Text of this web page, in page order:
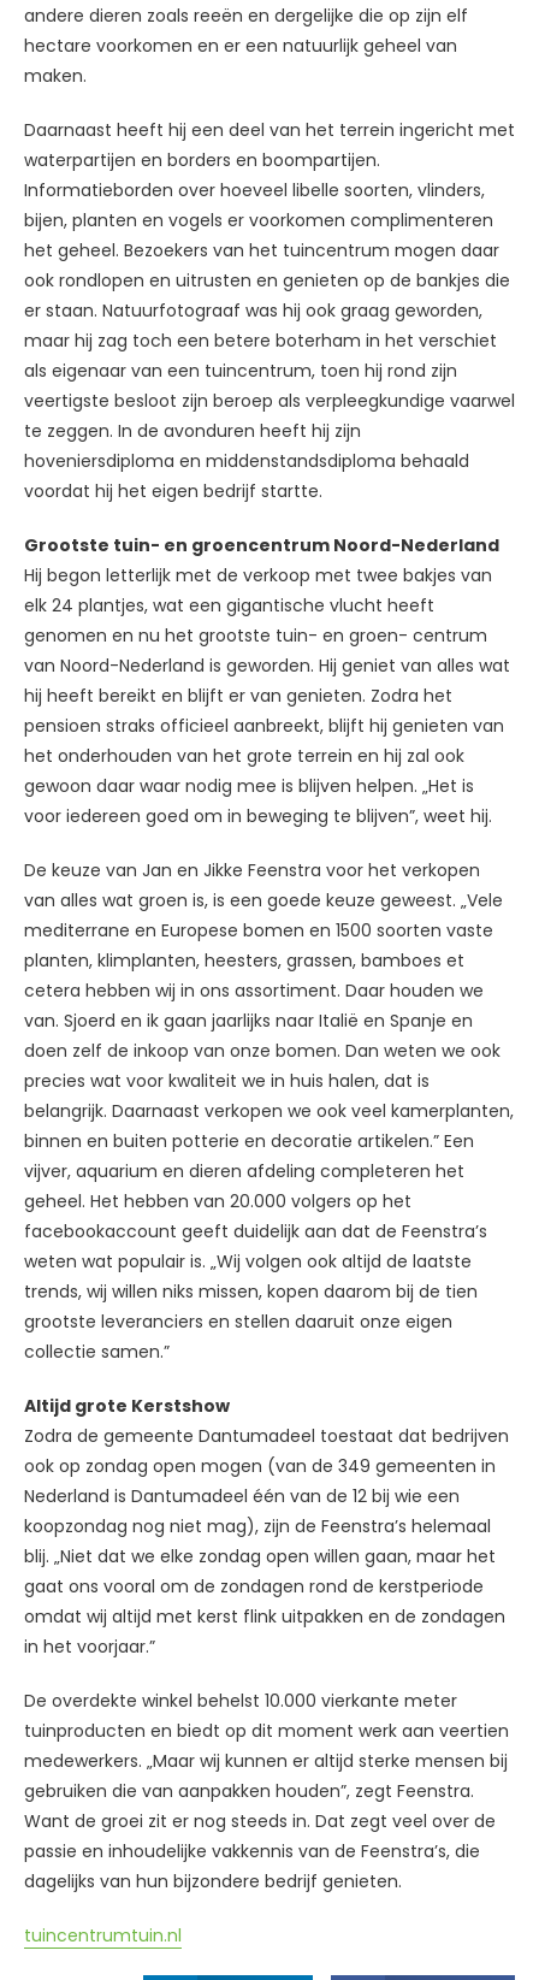
andere dieren zoals reeën en dergelijke die op zijn elf
hectare voorkomen en er een natuurlijk geheel van
maken.
Daarnaast heeft hij een deel van het terrein ingericht met
waterpartijen en borders en boompartijen.
Informatieborden over hoeveel libelle soorten, vlinders,
bijen, planten en vogels er voorkomen complimenteren
het geheel. Bezoekers van het tuincentrum mogen daar
ook rondlopen en uitrusten en genieten op de bankjes die
er staan. Natuurfotograaf was hij ook graag geworden,
maar hij zag toch een betere boterham in het verschiet
als eigenaar van een tuincentrum, toen hij rond zijn
veertigste besloot zijn beroep als verpleegkundige vaarwel
te zeggen. In de avonduren heeft hij zijn
hoveniersdiploma en middenstandsdiploma behaald
voordat hij het eigen bedrijf startte.
Grootste tuin- en groencentrum Noord-Nederland
Hij begon letterlijk met de verkoop met twee bakjes van
elk 24 plantjes, wat een gigantische vlucht heeft
genomen en nu het grootste tuin- en groen- centrum
van Noord-Nederland is geworden. Hij geniet van alles wat
hij heeft bereikt en blijft er van genieten. Zodra het
pensioen straks officieel aanbreekt, blijft hij genieten van
het onderhouden van het grote terrein en hij zal ook
gewoon daar waar nodig mee is blijven helpen. „Het is
voor iedereen goed om in beweging te blijven”, weet hij.
De keuze van Jan en Jikke Feenstra voor het verkopen
van alles wat groen is, is een goede keuze geweest. „Vele
mediterrane en Europese bomen en 1500 soorten vaste
planten, klimplanten, heesters, grassen, bamboes et
cetera hebben wij in ons assortiment. Daar houden we
van. Sjoerd en ik gaan jaarlijks naar Italië en Spanje en
doen zelf de inkoop van onze bomen. Dan weten we ook
precies wat voor kwaliteit we in huis halen, dat is
belangrijk. Daarnaast verkopen we ook veel kamerplanten,
binnen en buiten potterie en decoratie artikelen.” Een
vijver, aquarium en dieren afdeling completeren het
geheel. Het hebben van 20.000 volgers op het
facebookaccount geeft duidelijk aan dat de Feenstra’s
weten wat populair is. „Wij volgen ook altijd de laatste
trends, wij willen niks missen, kopen daarom bij de tien
grootste leveranciers en stellen daaruit onze eigen
collectie samen.”
Altijd grote Kerstshow
Zodra de gemeente Dantumadeel toestaat dat bedrijven
ook op zondag open mogen (van de 349 gemeenten in
Nederland is Dantumadeel één van de 12 bij wie een
koopzondag nog niet mag), zijn de Feenstra’s helemaal
blij. „Niet dat we elke zondag open willen gaan, maar het
gaat ons vooral om de zondagen rond de kerstperiode
omdat wij altijd met kerst flink uitpakken en de zondagen
in het voorjaar.”
De overdekte winkel behelst 10.000 vierkante meter
tuinproducten en biedt op dit moment werk aan veertien
medewerkers. „Maar wij kunnen er altijd sterke mensen bij
gebruiken die van aanpakken houden”, zegt Feenstra.
Want de groei zit er nog steeds in. Dat zegt veel over de
passie en inhoudelijke vakkennis van de Feenstra’s, die
dagelijks van hun bijzondere bedrijf genieten.
tuincentrumtuin.nl